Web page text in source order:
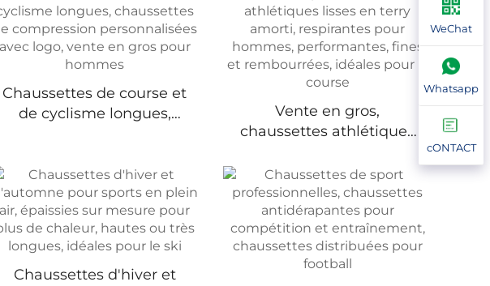
personnalisé logo course
sport
Chaussettes de course et
de cyclisme longues,
personnalisées avec logo,
vente en gros pour
hommes
Vente en gros,
chaussettes athlétiques
respirantes pour
hommes, performantes,
fines et rembourrées,
idéales pour la course
Chaussettes d'hiver et
WeChat
Whatsapp
cONTACT